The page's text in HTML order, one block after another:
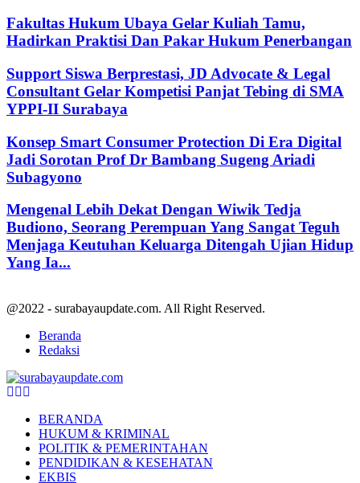
Fakultas Hukum Ubaya Gelar Kuliah Tamu,
Hadirkan Praktisi Dan Pakar Hukum Penerbangan
Support Siswa Berprestasi, JD Advocate & Legal
Consultant Gelar Kompetisi Panjat Tebing di SMA
YPPI-II Surabaya
Konsep Smart Consumer Protection Di Era Digital
Jadi Sorotan Prof Dr Bambang Sugeng Ariadi
Subagyono
Mengenal Lebih Dekat Dengan Wiwik Tedja
Budiono, Seorang Perempuan Yang Sangat Teguh
Menjaga Keutuhan Keluarga Ditengah Ujian Hidup
Yang Ia...
@2022 - surabayaupdate.com. All Right Reserved.
Beranda
Redaksi
Facebook
Twitter
BERANDA
HUKUM & KRIMINAL
POLITIK & PEMERINTAHAN
PENDIDIKAN & KESEHATAN
EKBIS